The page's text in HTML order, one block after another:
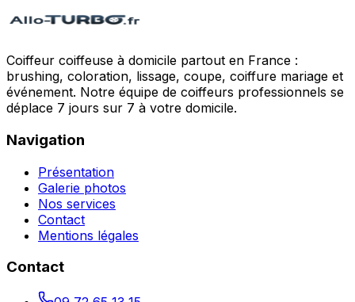
Coiffeur coiffeuse à domicile partout en France :
brushing, coloration, lissage, coupe, coiffure mariage et
événement. Notre équipe de coiffeurs professionnels se
déplace 7 jours sur 7 à votre domicile.
Navigation
Présentation
Galerie photos
Nos services
Contact
Mentions légales
Contact